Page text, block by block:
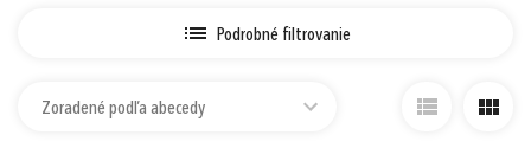
Podrobné filtrovanie
Zoradené podľa abecedy